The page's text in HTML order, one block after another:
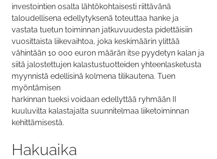
investointien osalta lähtökohtaisesti riittävänä
taloudellisena edellytyksenä toteuttaa hanke ja
vastata tuetun toiminnan jatkuvuudesta pidettäisiin
vuosittaista liikevaihtoa, joka keskimäärin ylittää
vähintään 10 000 euron määrän itse pyydetyn kalan ja
siitä jalostettujen kalastustuotteiden yhteenlasketusta
myynnistä edellisinä kolmena tilikautena. Tuen
myöntämisen
harkinnan tueksi voidaan edellyttää ryhmään II
kuuluvilta kalastajalta suunnitelmaa liiketoiminnan
kehittämisestä.
Hakuaika